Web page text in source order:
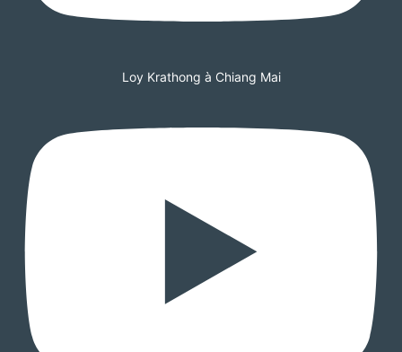
Loy Krathong à Chiang Mai